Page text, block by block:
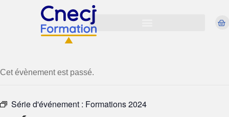
Cet évènement est passé.
Série d'événement : Formations 2024